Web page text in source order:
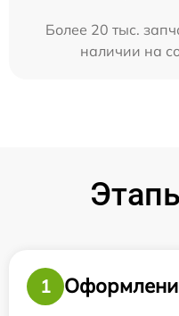
Более 20 тыс.
наличии на
1